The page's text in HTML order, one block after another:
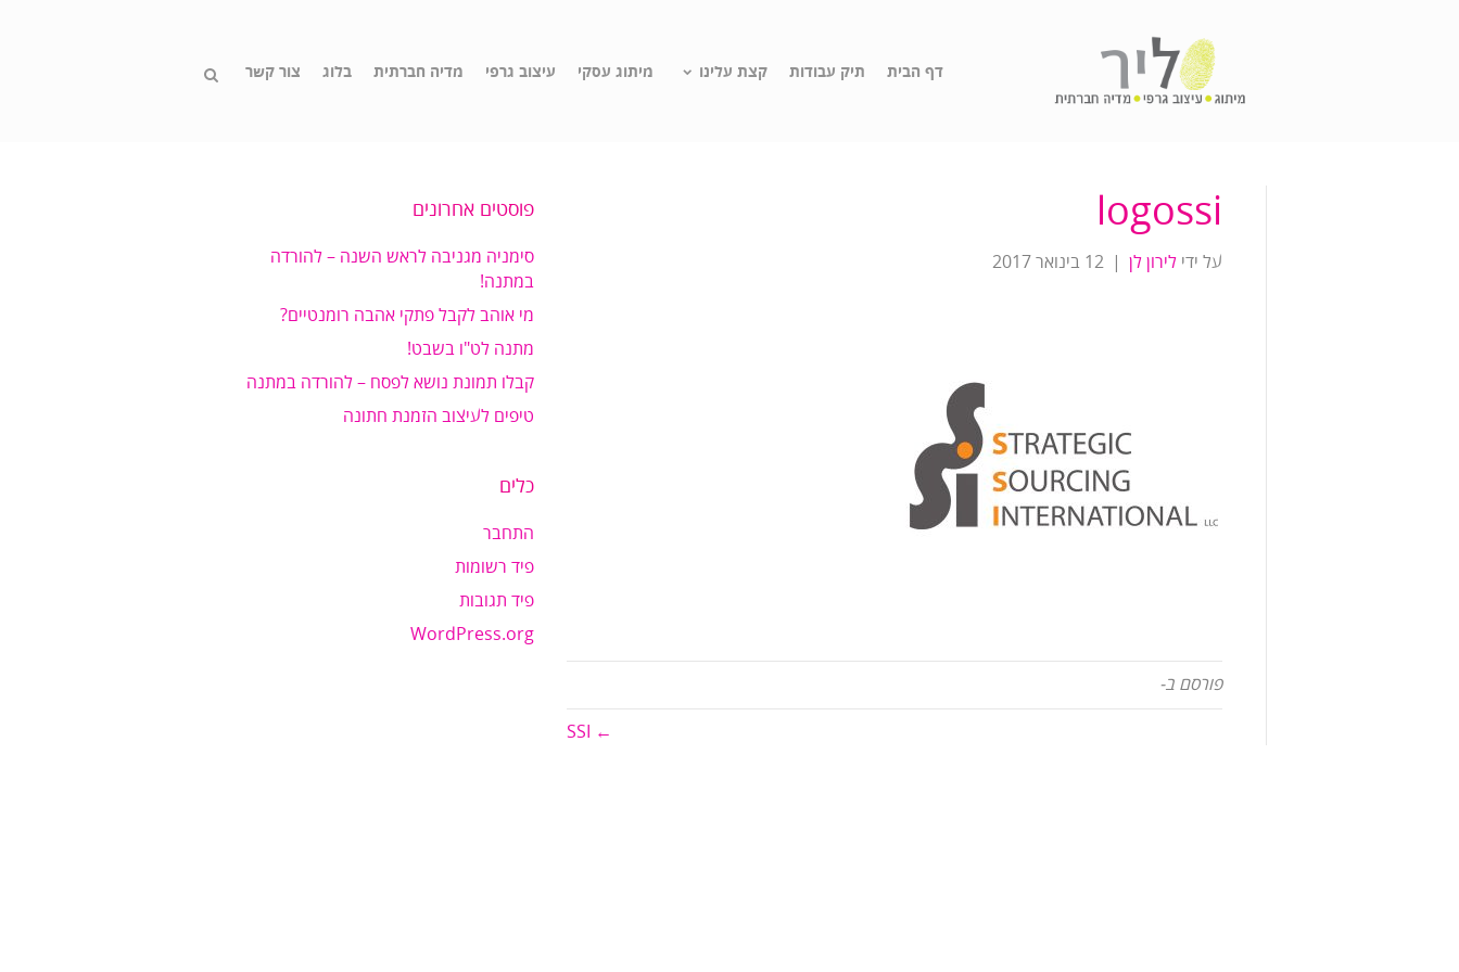
דף הבית תיק עבודות קצת עלינו מיתוג עסקי עיצוב גרפי מדיה חברתית בלוג צור קשר
logossi
על ידי לירון לן 12 בינואר 2017
פורסם ב-
← SSI
פוסטים אחרונים
סימניה מגניבה לראש השנה – להורדה
במתנה!
מי אוהב לקבל פתקי אהבה רומנטיים?
מתנה לט"ו בשבט!
קבלו תמונת נושא לפסח – להורדה במתנה
טיפים לעיצוב הזמנת חתונה
כלים
התחבר
פיד רשומות
פיד תגובות
WordPress.org